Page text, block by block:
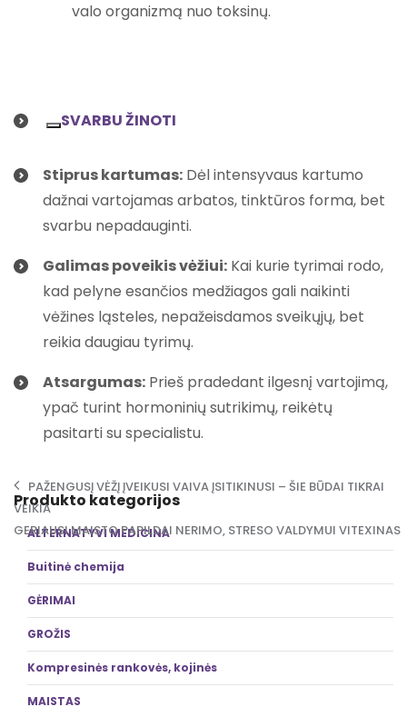
Produkto kategorijos
ALTERNATYVI MEDICINA
Buitinė chemija
GĖRIMAI
GROŽIS
Kompresinės rankovės, kojinės
MAISTAS
valo organizmą nuo toksinų.
SVARBU ŽINOTI
Stiprus kartumas: Dėl intensyvaus kartumo
dažnai vartojamas arbatos, tinktūros forma, bet
svarbu nepadauginti.
Galimas poveikis vėžiui: Kai kurie tyrimai rodo,
kad pelyne esančios medžiagos gali naikinti
vėžines ląsteles, nepažeisdamos sveikųjų, bet
reikia daugiau tyrimų.
Atsargumas: Prieš pradedant ilgesnį vartojimą,
ypač turint hormoninių sutrikimų, reikėtų
pasitarti su specialistu.
Post navigation
PAŽENGUSĮ VĖŽĮ ĮVEIKUSI VAIVA ĮSITIKINUSI – ŠIE BŪDAI TIKRAI
VEIKIA
GERIAUSI MAISTO PAPILDAI NERIMO, STRESO VALDYMUI VITEXINAS